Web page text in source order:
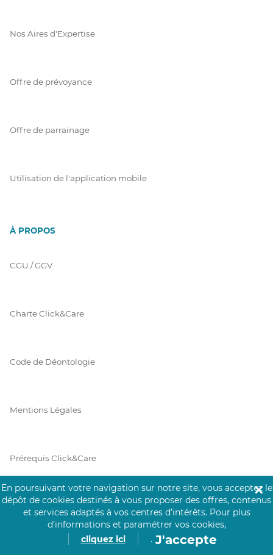
Nos Aires d'Expertise
Offre de prévoyance
Offre de parrainage
Utilisation de l'application mobile
À PROPOS
CGU / GGV
Charte Click&Care
Code de Déontologie
Mentions Légales
Prérequis Click&Care
Protection des Données
En poursuivant votre navigation sur notre site, vous acceptez le
dépôt de cookies destinés à vous proposer des offres, contenus
et services adaptés à vos centres d’intérêts. Pour plus
d’informations et paramétrer vos cookies,
cliquez ici
. J'accepte
✕